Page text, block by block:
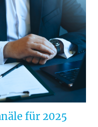
für 2025